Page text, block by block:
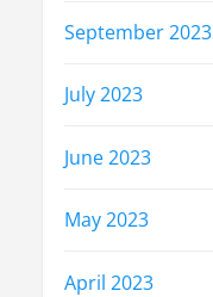
September 2023
July 2023
June 2023
May 2023
April 2023